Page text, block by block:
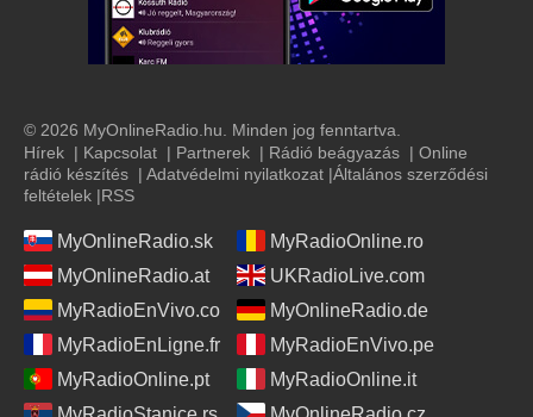
© 2026 MyOnlineRadio.hu. Minden jog fenntartva.
Hírek | Kapcsolat | Partnerek | Rádió beágyazás | Online
rádió készítés | Adatvédelmi nyilatkozat |Általános szerződési
feltételek |RSS
MyOnlineRadio.sk
MyRadioOnline.ro
MyOnlineRadio.at
UKRadioLive.com
MyRadioEnVivo.co
MyOnlineRadio.de
MyRadioEnLigne.fr
MyRadioEnVivo.pe
MyRadioOnline.pt
MyRadioOnline.it